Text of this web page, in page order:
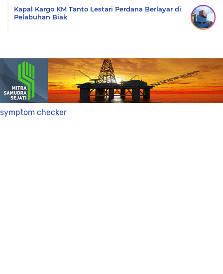
Kapal Kargo KM Tanto Lestari Perdana Berlayar di
Pelabuhan Biak
symptom checker